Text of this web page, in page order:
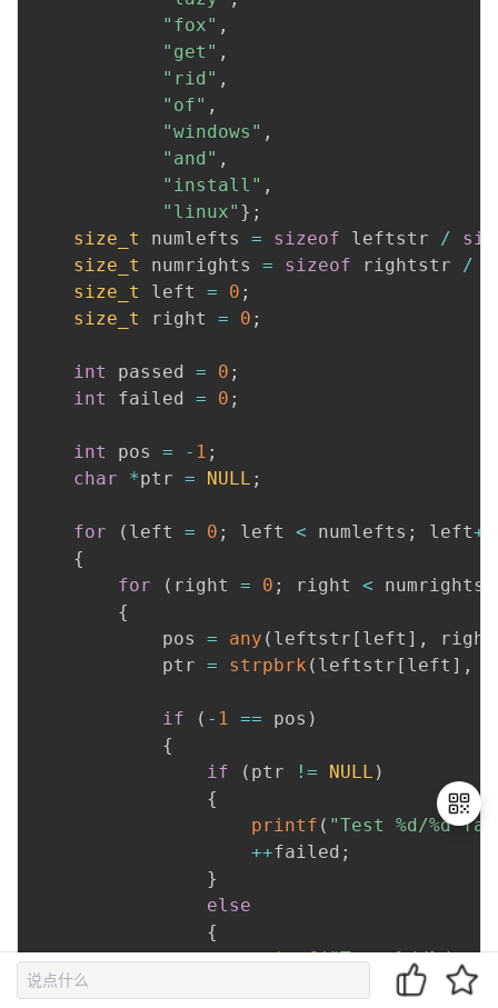
"fox" ,
"get" ,
"rid" ,
"of" ,
"windows" ,
"and" ,
"install" ,
"linux" } ;
size_t
numlefts = sizeof leftstr /
size_t
numrights = sizeof rightstr /
size_t
left = 0 ;
size_t
right = 0 ;
int passed = 0 ;
int
failed = 0 ;
int pos = - 1 ;
char
*ptr = NULL ;
for ( left = 0 ; left < numlefts ; left++
{
for
( right = 0 ; right < numrights
{
            pos
= any ( leftstr [ left ] ,
            ptr
= strpbrk ( leftstr [ left ] ,
if ( - 1 == pos )
{
if
( ptr != NULL )
{
printf ( "Test %d/%d
++failed ;
}
else
{
printf("Test %d/%d